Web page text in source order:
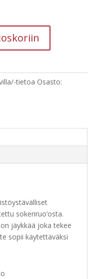
tietoa Osasto:
sokeriruo’osta.
jäykkää joka tekee
sopii käytettäväksi